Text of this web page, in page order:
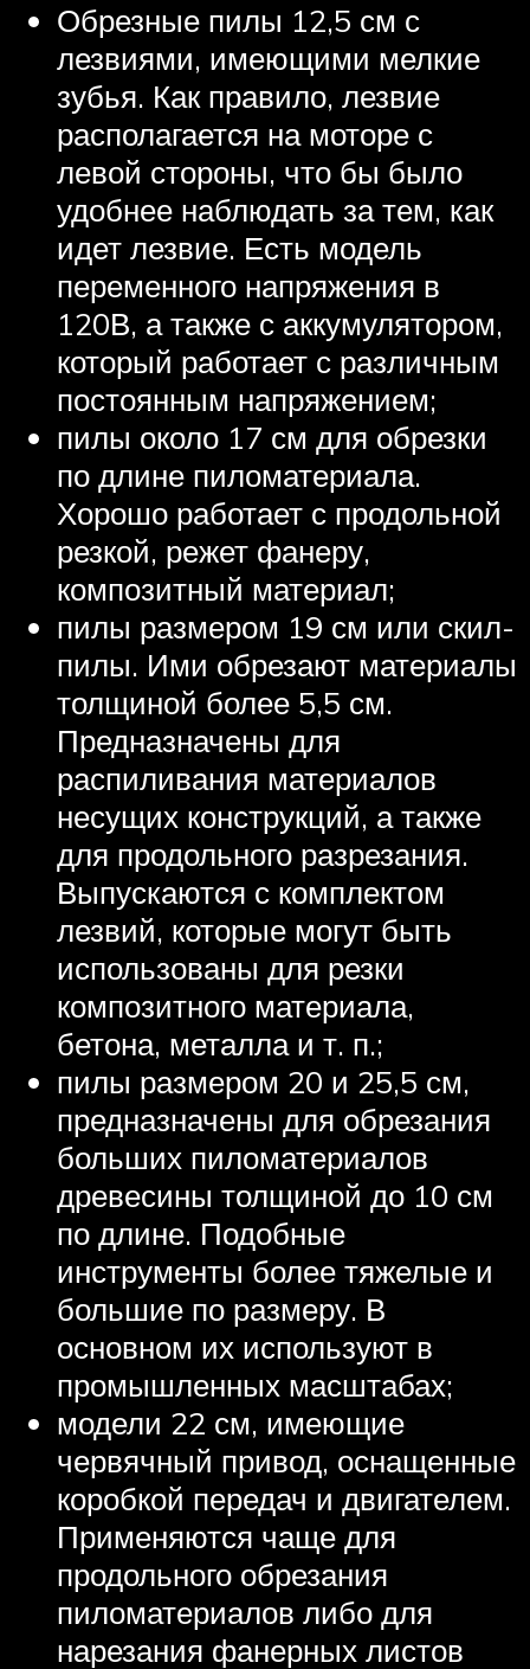
Обрезные пилы 12,5 см с
лезвиями, имеющими мелкие
зубья. Как правило, лезвие
располагается на моторе с
левой стороны, что бы было
удобнее наблюдать за тем, как
идет лезвие. Есть модель
переменного напряжения в
120В, а также с аккумулятором,
который работает с различным
постоянным напряжением;
пилы около 17 см для обрезки
по длине пиломатериала.
Хорошо работает с продольной
резкой, режет фанеру,
композитный материал;
пилы размером 19 см или скил-
пилы. Ими обрезают материалы
толщиной более 5,5 см.
Предназначены для
распиливания материалов
несущих конструкций, а также
для продольного разрезания.
Выпускаются с комплектом
лезвий, которые могут быть
использованы для резки
композитного материала,
бетона, металла и т. п.;
пилы размером 20 и 25,5 см,
предназначены для обрезания
больших пиломатериалов
древесины толщиной до 10 см
по длине. Подобные
инструменты более тяжелые и
большие по размеру. В
основном их используют в
промышленных масштабах;
модели 22 см, имеющие
червячный привод, оснащенные
коробкой передач и двигателем.
Применяются чаще для
продольного обрезания
пиломатериалов либо для
нарезания фанерных листов